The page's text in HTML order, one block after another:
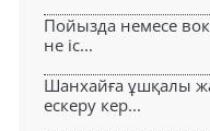
Пойызда немесе
не іс...
Шанхайға ұшқалы
ескеру кер...